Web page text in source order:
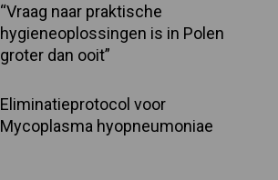
“Vraag naar praktische
hygieneoplossingen is in Polen
groter dan ooit”
Eliminatieprotocol voor
Mycoplasma hyopneumoniae